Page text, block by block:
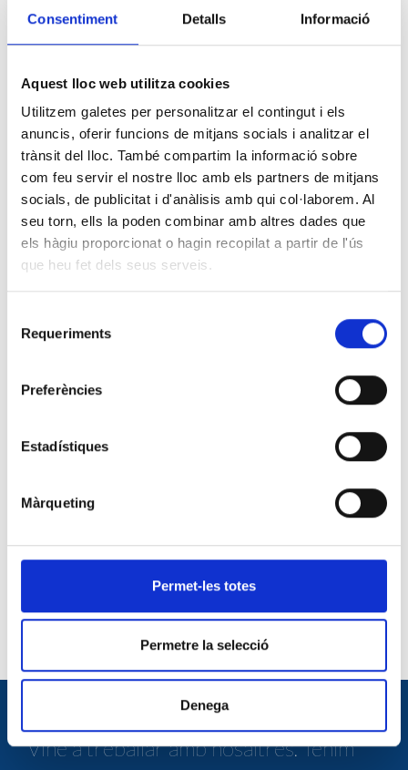
Consentiment Detalls Informació
Aquest lloc web utilitza cookies
Utilitzem galetes per personalitzar el contingut i els
anuncis, oferir funcions de mitjans socials i analitzar el
trànsit del lloc. També compartim la informació sobre
com feu servir el nostre lloc amb els partners de mitjans
socials, de publicitat i d'anàlisis amb qui col·laborem. Al
seu torn, ells la poden combinar amb altres dades que
els hàgiu proporcionat o hagin recopilat a partir de l'ús
que heu fet dels seus serveis.
Requeriments
Preferències
Estadístiques
Màrqueting
Permet-les totes
Permetre la selecció
Denega
Convocatòria 1 Administratiu/va
Convocatòria d'una vacant d'aministratiu/va de
Subministres/Magatzem
Bases de la convocatòria externa adm.subministres-
DESCARREGAR ARXIU
DESCARREGAR ARXIU
DESCARREGAR ARXIU
DESCARREGAR ARXIU
Vine a treballar amb nosaltres. Tenim